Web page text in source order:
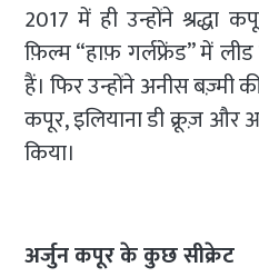
2017 में ही उन्होंने श्रद्धा
फ़िल्म “हाफ़ गर्लफ्रेंड” में
हैं। फिर उन्होंने अनीस बज़्मी
कपूर, इलियाना डी क्रूज़ और
किया।
अर्जुन कपूर के कुछ सीक्रेट